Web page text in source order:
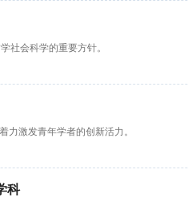
社会科学的重要方针。
力激发青年学者的创新活力。
科